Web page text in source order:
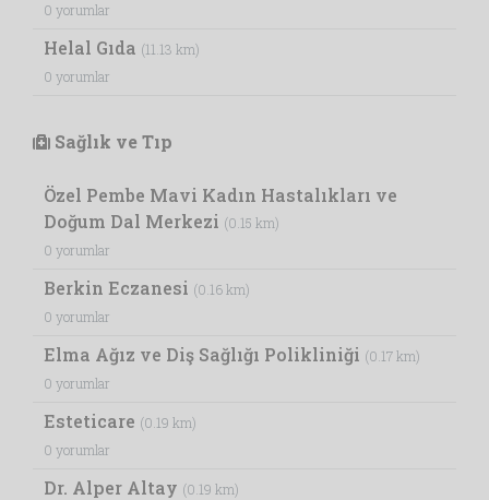
0 yorumlar
Helal Gıda (11.13 km)
0 yorumlar
Sağlık ve Tıp
Özel Pembe Mavi Kadın Hastalıkları ve
Doğum Dal Merkezi (0.15 km)
0 yorumlar
Berkin Eczanesi (0.16 km)
0 yorumlar
Elma Ağız ve Diş Sağlığı Polikliniği (0.17 km)
0 yorumlar
Esteticare (0.19 km)
0 yorumlar
Dr. Alper Altay (0.19 km)